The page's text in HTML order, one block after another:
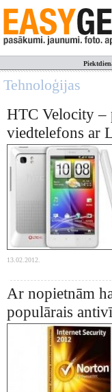
Tehnoloģijas
HTC Velocity –
viedtelefons ar
13.02.2012.
Ar nopietnām
populārais